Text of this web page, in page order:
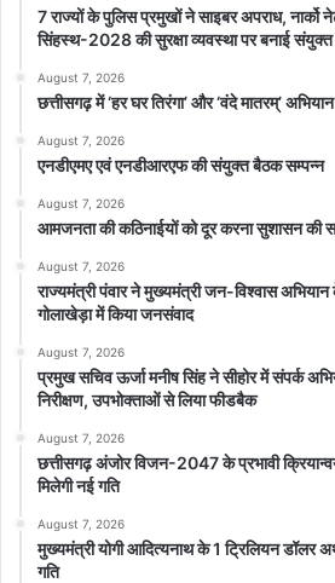
7 राज्यों के पुलिस प्रमुखों ने साइबर अपराध, नार्को
सिंहस्थ-2028 की सुरक्षा व्यवस्था पर बनाई संयुक्त
August 7, 2026
छत्तीसगढ़ में ‘हर घर तिरंगा’ और ‘वंदे मातरम्’
August 7, 2026
एनडीएमए एवं एनडीआरएफ की संयुक्त बैठक सम्पन्न
August 7, 2026
आमजनता की कठिनाईयों को दूर करना सुशासन की
August 7, 2026
राज्यमंत्री पंवार ने मुख्यमंत्री जन-विश्वास
गोलाखेड़ा में किया जनसंवाद
August 7, 2026
प्रमुख सचिव ऊर्जा मनीष सिंह ने सीहोर में संपर्क
निरीक्षण, उपभोक्ताओं से लिया फीडबैक
August 7, 2026
छत्तीसगढ़ अंजोर विजन-2047 के प्रभावी
मिलेगी नई गति
August 7, 2026
मुख्यमंत्री योगी आदित्यनाथ के 1 ट्रिलियन डॉलर
गति